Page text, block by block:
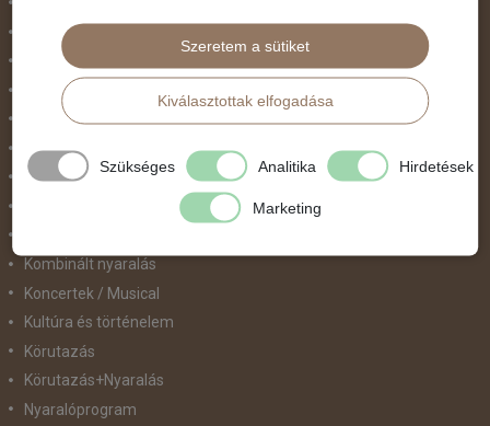
Belépőjegy
Egyéni út
Egzotikus út
Fesztiválok
Golfút
Gyalogtúra
Kombinált nyaralás
Koncertek / Musical
Kultúra és történelem
Körutazás
Körutazás+Nyaralás
Nyaralóprogram
Szeretem a sütiket
Kiválasztottak elfogadása
Szükséges Analitika Hirdetések
Marketing